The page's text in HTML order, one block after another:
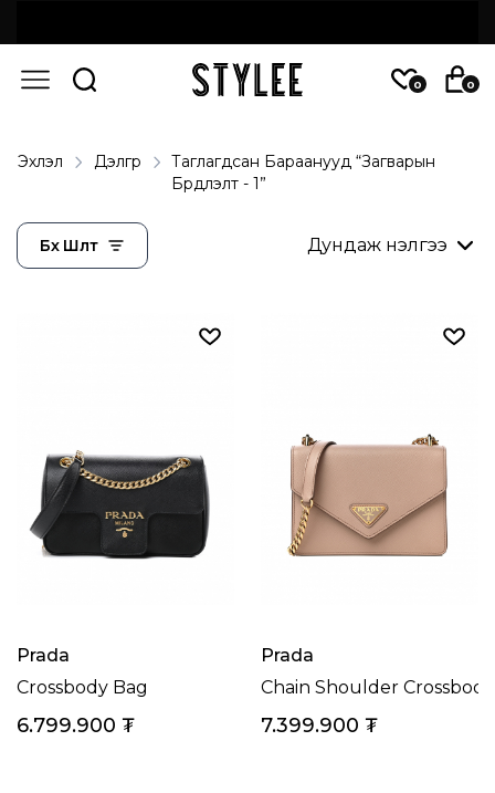
0 0
Эхлэл Дэлгүүр
Таглагдсан Бараанууд “Загварын
Бүрдүүлэлт - 1”
Бүх Шүүлт
Prada
Crossbody Bag
6.799.900 ₮
Prada
Chain Shoulder Crossbody
7.399.900 ₮